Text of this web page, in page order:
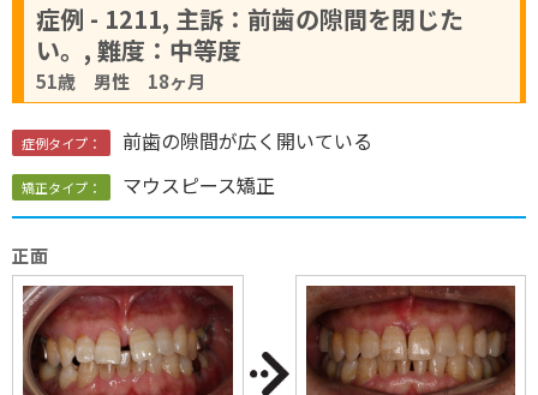
症例 - 1211, 主訴：前歯の隙間を閉じた
い。, 難度：中等度
51歳 男性 18ヶ月
症例タイプ： 前歯の隙間が広く開いている
矯正タイプ： マウスピース矯正
正面